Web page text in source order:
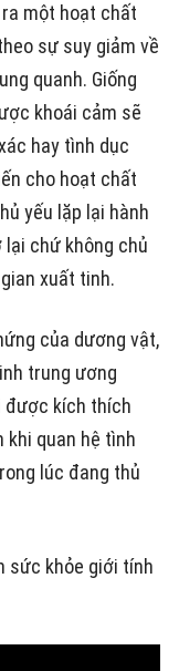
một hoạt chất
sự suy giảm về
quanh. Giống
khoái cảm sẽ
hay tình dục
cho hoạt chất
yếu lặp lại hành
chứ không chủ
xuất tinh.
của dương vật,
trung ương
được kích thích
khi quan hệ tình
lúc đang thủ
sức khỏe giới tính